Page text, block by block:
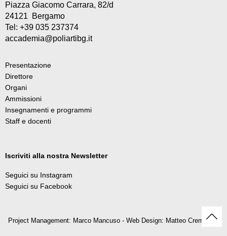
Piazza Giacomo Carrara, 82/d
24121 Bergamo
Tel: +39 035 237374
accademia@poliartibg.it
Presentazione
Direttore
Organi
Ammissioni
Insegnamenti e programmi
Staff e docenti
Iscriviti alla nostra Newsletter
Seguici su Instagram
Seguici su Facebook
Project Management: Marco Mancuso - Web Design: Matteo Cremonesi